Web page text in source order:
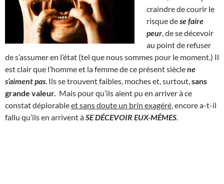
craindre de courir le
risque dese faire
peur , de se décevoir
au point de refuser
de s’assumer en l’état (tel que nous sommes pour le moment.) Il
est clair que l’homme et la femme de ce présent sièclene
s’aiment pas . Ils se trouvent faibles, moches et, surtout, sans
grande valeur. Mais pour qu’ils aient pu en arriver à ce
constat déplorableet sans doute un brin exagéré , encore a-t-il
fallu qu’ils en arrivent àSE DÉCEVOIR EUX-MÊMES